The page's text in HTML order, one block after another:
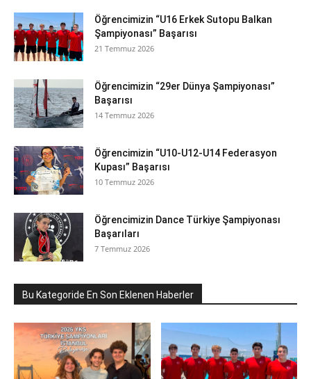
Öğrencimizin “U16 Erkek Sutopu Balkan
Şampiyonası” Başarısı
21 Temmuz 2026
Öğrencimizin “29er Dünya Şampiyonası”
Başarısı
14 Temmuz 2026
Öğrencimizin “U10-U12-U14 Federasyon
Kupası” Başarısı
10 Temmuz 2026
Öğrencimizin Dance Türkiye Şampiyonası
Başarıları
7 Temmuz 2026
Bu Kategoride En Son Eklenen Haberler